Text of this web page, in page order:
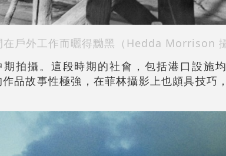
戶外工作而曬得黝黑（Hedda Morrison 攝
拍攝。這段時期的社會，包括港口設施
品故事性極強，在菲林攝影上也頗具技巧